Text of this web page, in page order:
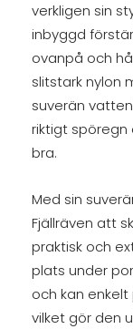
verkligen sin
inbyggd
ovanpå och
slitstark nylon
suverän
riktigt
bra.
Med sin
Fjällräven att
praktisk och
plats under
och kan
vilket gör den